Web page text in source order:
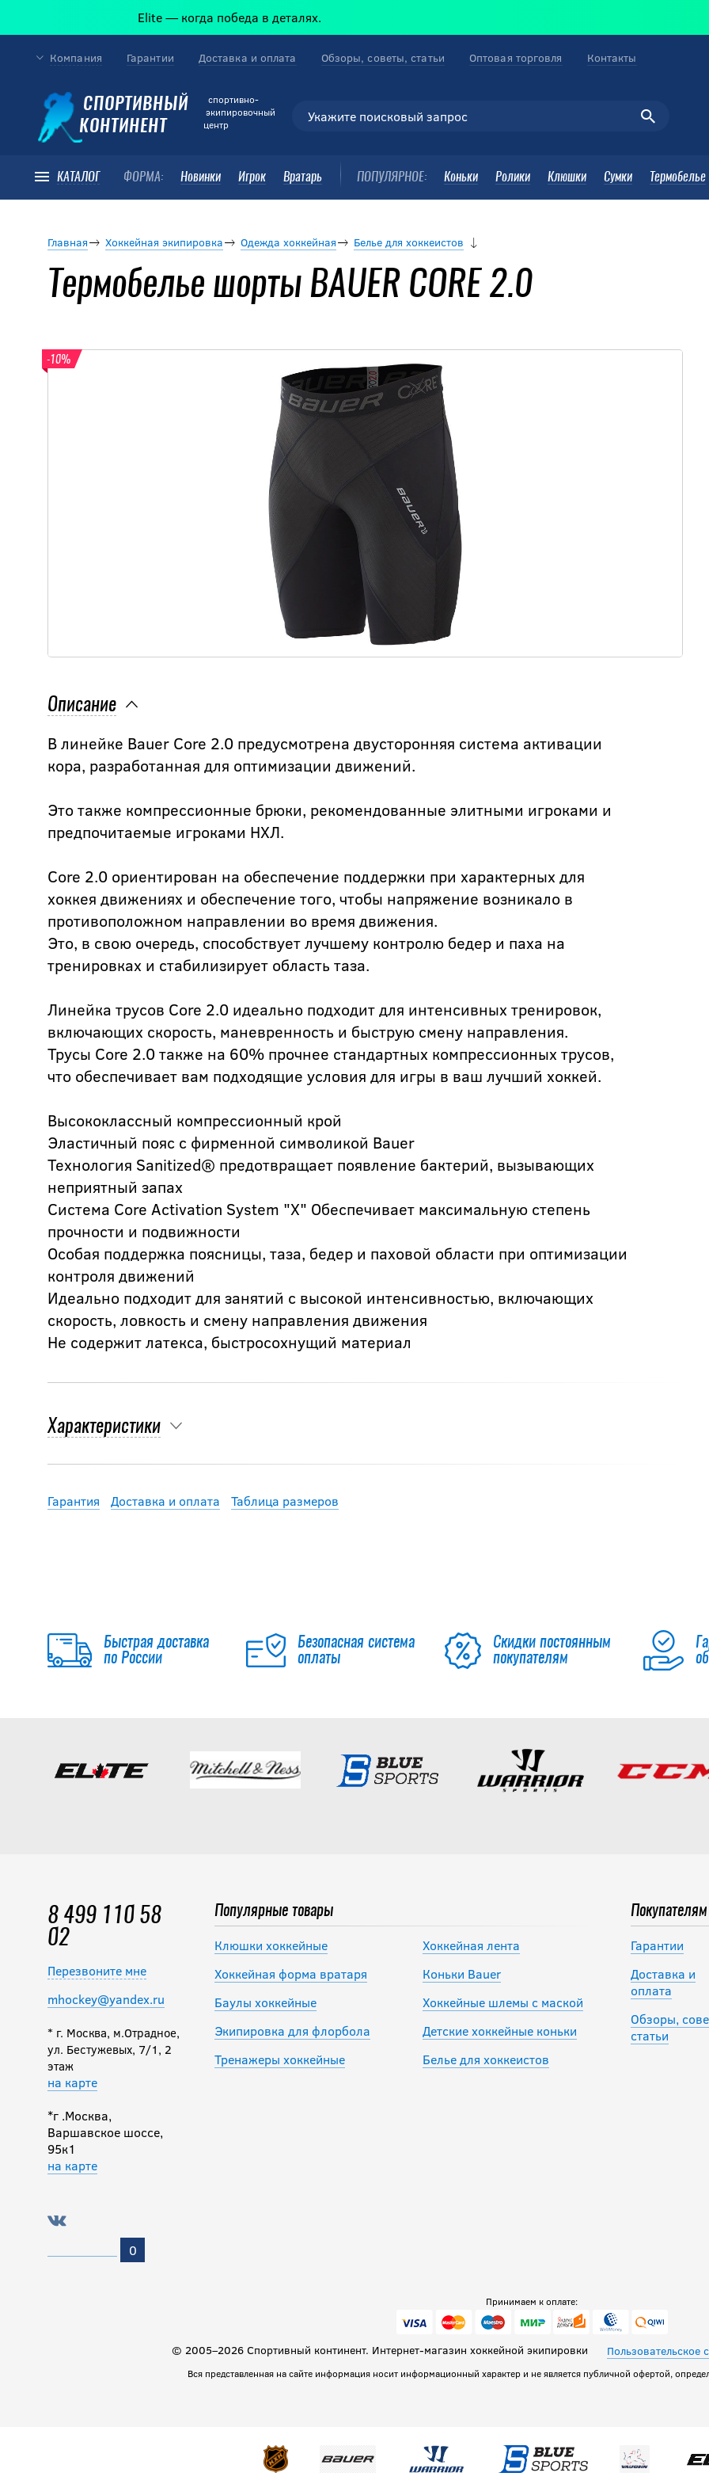
Elite — когда победа в деталях.
СПОРТИВНЫЙ
КОНТИНЕНТ
cпортивно-
экипировочный
центр
КАТАЛОГ ФОРМА: Новинки Игрок Вратарь ПОПУЛЯРНОЕ: Коньки Ролики Клюшки Сумки Термобелье
Компания Гарантии Доставка и оплата Обзоры, советы, статьи Оптовая торговля Контакты
Главная Хоккейная экипировка Одежда хоккейная Белье для хоккеистов
Термобелье шорты BAUER CORE 2.0
-10%
Описание
В линейке Bauer Core 2.0 предусмотрена двусторонняя система активации
кора, разработанная для оптимизации движений.
Это также компрессионные брюки, рекомендованные элитными игроками и
предпочитаемые игроками НХЛ.
Core 2.0 ориентирован на обеспечение поддержки при характерных для
хоккея движениях и обеспечение того, чтобы напряжение возникало в
противоположном направлении во время движения.
Это, в свою очередь, способствует лучшему контролю бедер и паха на
тренировках и стабилизирует область таза.
Линейка трусов Core 2.0 идеально подходит для интенсивных тренировок,
включающих скорость, маневренность и быструю смену направления.
Трусы Core 2.0 также на 60% прочнее стандартных компрессионных трусов,
что обеспечивает вам подходящие условия для игры в ваш лучший хоккей.
Высококлассный компрессионный крой
Эластичный пояс с фирменной символикой Bauer
Технология Sanitized® предотвращает появление бактерий, вызывающих
неприятный запах
Система Core Activation System "X" Обеспечивает максимальную степень
прочности и подвижности
Особая поддержка поясницы, таза, бедер и паховой области при оптимизации
контроля движений
Идеально подходит для занятий с высокой интенсивностью, включающих
скорость, ловкость и смену направления движения
Не содержит латекса, быстросохнущий материал
Характеристики
Гарантия Доставка и оплата Таблица размеров
Быстрая доставка
по России
Безопасная система
оплаты
Скидки постоянным
покупателям
8 499 110 58
02
Перезвоните мне
mhockey@yandex.ru
* г. Москва, м.Отрадное,
ул. Бестужевых, 7/1, 2
этаж
на карте
*г .Москва,
Варшавское шоссе,
95к1
на карте
0
Популярные товары
Клюшки хоккейные
Хоккейная форма вратаря
Баулы хоккейные
Экипировка для флорбола
Тренажеры хоккейные
Хоккейная лента
Коньки Bauer
Хоккейные шлемы с маской
Детские хоккейные коньки
Белье для хоккеистов
Покупателям
Гарантии
Доставка и
оплата
Обзоры,
статьи
Принимаем к оплате:
© 2005–2026 Спортивный континент. Интернет-магазин хоккейной экипировки Пользовательское
Вся представленная на сайте информация носит информационный характер и не является публичной офертой,